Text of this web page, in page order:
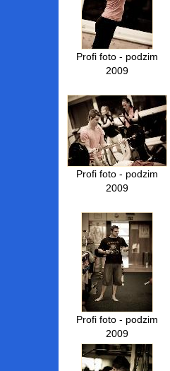
Profi foto - podzim
2009
Profi foto - podzim
2009
Profi foto - podzim
2009